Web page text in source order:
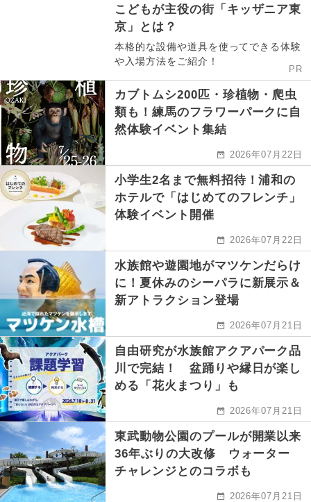
こどもが主役の街「キッザニア東
京」とは？
本格的な設備や道具を使ってできる体験
や入場方法をご紹介！
PR
カブトムシ200匹・珍植物・爬虫
類も！練馬のフラワーパークに自
然体験イベント集結
2026年07月22日
小学生2名まで無料招待！浦和の
ホテルで「はじめてのフレンチ」
体験イベント開催
2026年07月22日
水族館や遊園地がマツケンだらけ
に！夏休みのシーパラに新展示＆
新アトラクション登場
2026年07月21日
自由研究が水族館アクアパーク品
川で完結！ 盆踊りや縁日が楽し
める「花火まつり」も
2026年07月21日
東武動物公園のプールが開業以来
36年ぶりの大改修 ウォーター
チャレンジとのコラボも
2026年07月21日